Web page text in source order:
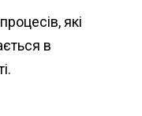
які
в